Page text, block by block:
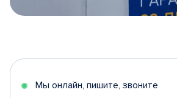
5
Мы онлайн, пишите, звоните